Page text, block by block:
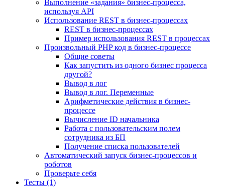
Выполнение «задания» бизнес-процесса,
используя API
Использование REST в бизнес-процессах
REST в бизнес-процессах
Пример использования REST в процессах
Произвольный PHP код в бизнес-процессе
Общие советы
Как запустить из одного бизнес процесса
другой?
Вывод в лог
Вывод в лог. Переменные
Арифметические действия в бизнес-
процессе
Вычисление ID начальника
Работа с пользовательским полем
сотрудника из БП
Получение списка пользователей
Автоматический запуск бизнес-процессов и
роботов
Проверьте себя
Тесты (1)